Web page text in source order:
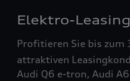
Elektro-Leasing
Profitieren Sie bis
attraktiven
Audi Q6 e-tron, Audi